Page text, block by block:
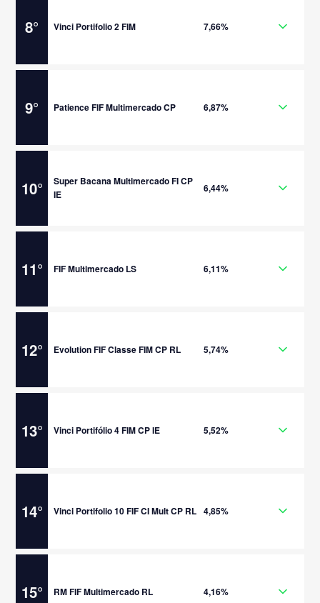
8° Vinci Portifolio 2 FIM 7,66%
9° Patience FIF Multimercado CP 6,87%
10°
Super Bacana Multimercado FI CP
IE
6,44%
11° FIF Multimercado LS 6,11%
12° Evolution FIF Classe FIM CP RL 5,74%
13° Vinci Portifólio 4 FIM CP IE 5,52%
14° Vinci Portifolio 10 FIF CI Mult CP RL 4,85%
15° RM FIF Multimercado RL 4,16%